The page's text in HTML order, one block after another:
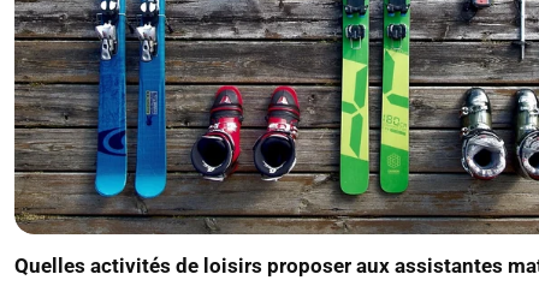
Quelles activités de loisirs proposer aux assistantes